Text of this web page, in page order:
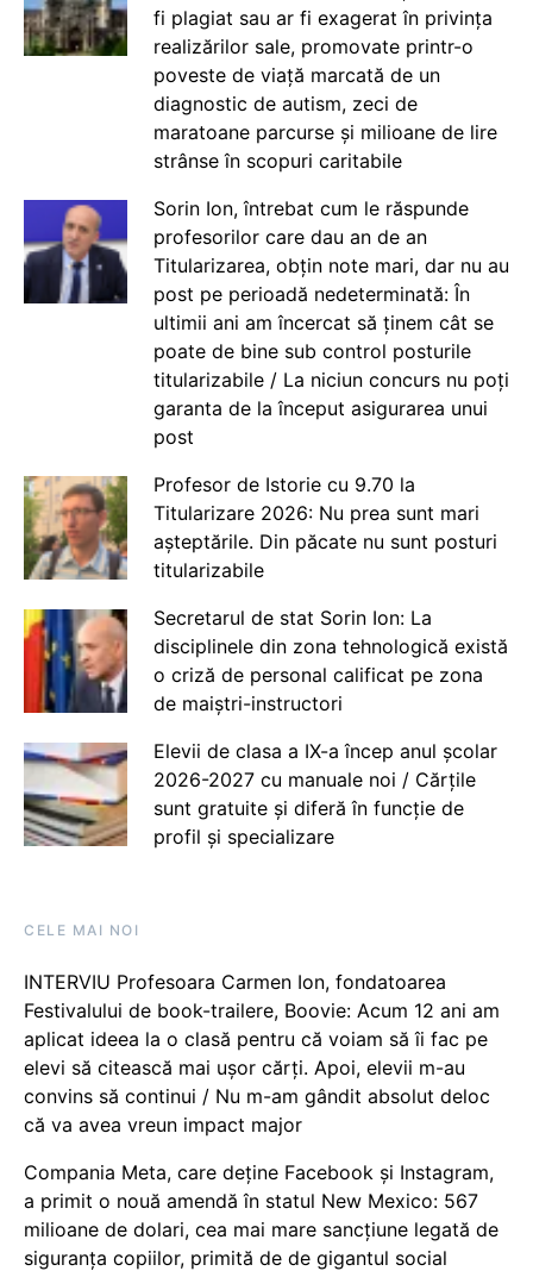
fi plagiat sau ar fi exagerat în privința
realizărilor sale, promovate printr-o
poveste de viață marcată de un
diagnostic de autism, zeci de
maratoane parcurse și milioane de lire
strânse în scopuri caritabile
Sorin Ion, întrebat cum le răspunde
profesorilor care dau an de an
Titularizarea, obțin note mari, dar nu au
post pe perioadă nedeterminată: În
ultimii ani am încercat să ținem cât se
poate de bine sub control posturile
titularizabile / La niciun concurs nu poți
garanta de la început asigurarea unui
post
Profesor de Istorie cu 9.70 la
Titularizare 2026: Nu prea sunt mari
așteptările. Din păcate nu sunt posturi
titularizabile
Secretarul de stat Sorin Ion: La
disciplinele din zona tehnologică există
o criză de personal calificat pe zona
de maiștri-instructori
Elevii de clasa a IX-a încep anul școlar
2026-2027 cu manuale noi / Cărțile
sunt gratuite și diferă în funcție de
profil și specializare
CELE MAI NOI
INTERVIU Profesoara Carmen Ion, fondatoarea
Festivalului de book-trailere, Boovie: Acum 12 ani am
aplicat ideea la o clasă pentru că voiam să îi fac pe
elevi să citească mai ușor cărți. Apoi, elevii m-au
convins să continui / Nu m-am gândit absolut deloc
că va avea vreun impact major
Compania Meta, care deține Facebook și Instagram,
a primit o nouă amendă în statul New Mexico: 567
milioane de dolari, cea mai mare sancțiune legată de
siguranța copiilor, primită de de gigantul social